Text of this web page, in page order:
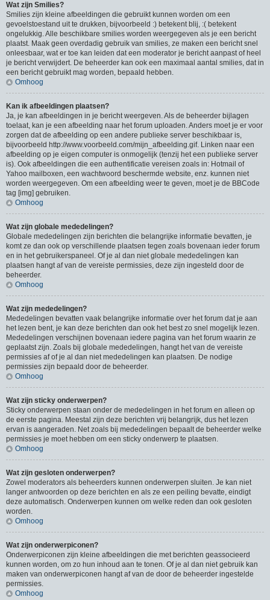
Wat zijn Smilies?
Smilies zijn kleine afbeeldingen die gebruikt kunnen worden om een
gevoelstoestand uit te drukken, bijvoorbeeld :) betekent blij, :( betekent
ongelukkig. Alle beschikbare smilies worden weergegeven als je een bericht
plaatst. Maak geen overdadig gebruik van smilies, ze maken een bericht snel
onleesbaar, wat er toe kan leiden dat een moderator je bericht aanpast of heel
je bericht verwijdert. De beheerder kan ook een maximaal aantal smilies, dat in
een bericht gebruikt mag worden, bepaald hebben.
Omhoog
Kan ik afbeeldingen plaatsen?
Ja, je kan afbeeldingen in je bericht weergeven. Als de beheerder bijlagen
toelaat, kan je een afbeelding naar het forum uploaden. Anders moet je er voor
zorgen dat de afbeelding op een andere publieke server beschikbaar is,
bijvoorbeeld http://www.voorbeeld.com/mijn_afbeelding.gif. Linken naar een
afbeelding op je eigen computer is onmogelijk (tenzij het een publieke server
is). Ook afbeeldingen die een authentificatie vereisen zoals in: Hotmail of
Yahoo mailboxen, een wachtwoord beschermde website, enz. kunnen niet
worden weergegeven. Om een afbeelding weer te geven, moet je de BBCode
tag [img] gebruiken.
Omhoog
Wat zijn globale mededelingen?
Globale mededelingen zijn berichten die belangrijke informatie bevatten, je
komt ze dan ook op verschillende plaatsen tegen zoals bovenaan ieder forum
en in het gebruikerspaneel. Of je al dan niet globale mededelingen kan
plaatsen hangt af van de vereiste permissies, deze zijn ingesteld door de
beheerder.
Omhoog
Wat zijn mededelingen?
Mededelingen bevatten vaak belangrijke informatie over het forum dat je aan
het lezen bent, je kan deze berichten dan ook het best zo snel mogelijk lezen.
Mededelingen verschijnen bovenaan iedere pagina van het forum waarin ze
geplaatst zijn. Zoals bij globale mededelingen, hangt het van de vereiste
permissies af of je al dan niet mededelingen kan plaatsen. De nodige
permissies zijn bepaald door de beheerder.
Omhoog
Wat zijn sticky onderwerpen?
Sticky onderwerpen staan onder de mededelingen in het forum en alleen op
de eerste pagina. Meestal zijn deze berichten vrij belangrijk, dus het lezen
ervan is aangeraden. Net zoals bij mededelingen bepaalt de beheerder welke
permissies je moet hebben om een sticky onderwerp te plaatsen.
Omhoog
Wat zijn gesloten onderwerpen?
Zowel moderators als beheerders kunnen onderwerpen sluiten. Je kan niet
langer antwoorden op deze berichten en als ze een peiling bevatte, eindigt
deze automatisch. Onderwerpen kunnen om welke reden dan ook gesloten
worden.
Omhoog
Wat zijn onderwerpiconen?
Onderwerpiconen zijn kleine afbeeldingen die met berichten geassocieerd
kunnen worden, om zo hun inhoud aan te tonen. Of je al dan niet gebruik kan
maken van onderwerpiconen hangt af van de door de beheerder ingestelde
permissies.
Omhoog